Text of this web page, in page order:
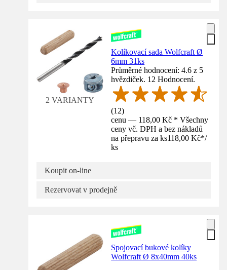
2 VARIANTY
Kolíkovací sada Wolfcraft Ø
6mm 31ks
Průměrné hodnocení: 4.6 z 5
hvězdiček. 12 Hodnocení.
(12)
cenu — 118,00 Kč * Všechny
ceny vč. DPH a bez nákladů
na přepravu za ks118,00 Kč*/
ks
Koupit on-line
Rezervovat v prodejně
Spojovací bukové kolíky
Wolfcraft Ø 8x40mm 40ks